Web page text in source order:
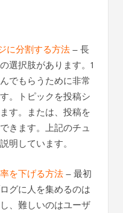
に分割する方法– 長
選択肢があります。1
でもらうために非常
。トピックを投稿シ
す。または、投稿を
きます。上記のチュ
明しています。
を下げる方法– 最初
グに人を集めるのは
、難しいのはユーザ